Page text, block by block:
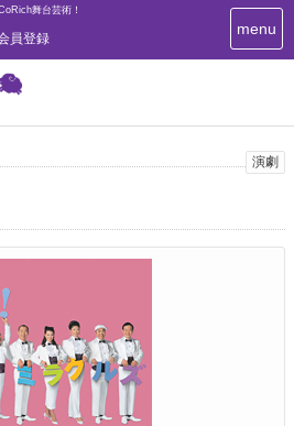
舞台芸術！
員登録
T
o
i
g
menu
演劇